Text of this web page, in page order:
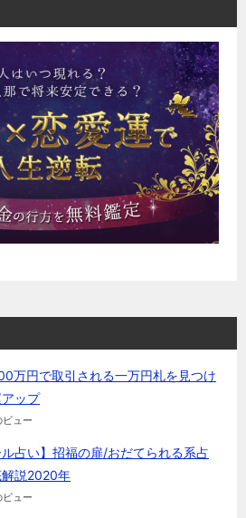
万円で取引される一万円札を見つけ
ップ
ュー
ル占い】招福の扉/おだてられる系占
解説2020年
ュー